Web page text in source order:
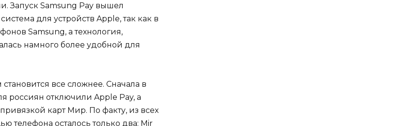
Запуск Samsung Pay вышел
для устройств Apple, так как в
Samsung, а технология,
намного более удобной для
все сложнее. Сначала в
россиян отключили Apple Pay, а
карт Мир. По факту, из всех
телефона осталось только два: Mir